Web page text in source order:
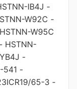
IB4J -
W92C -
HSTNN-W95C
- HSTNN-
-
541 -
65-3 -